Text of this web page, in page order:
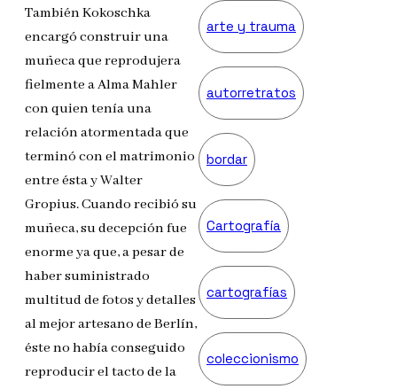
También Kokoschka
encargó construir una
muñeca que reprodujera
fielmente a Alma Mahler
con quien tenía una
relación atormentada que
terminó con el matrimonio
entre ésta y Walter
Gropius. Cuando recibió su
muñeca, su decepción fue
enorme ya que, a pesar de
haber suministrado
multitud de fotos y detalles
al mejor artesano de Berlín,
éste no había conseguido
reproducir el tacto de la
arte y trauma
autorretratos
bordar
Cartografía
cartografías
coleccionismo